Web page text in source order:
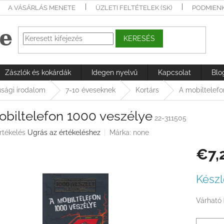
A VÁSÁRLÁS MENETE ÜZLETI FELTÉTELEK (SK)
KERESÉS
Zászlók és kokárdák Idegen nyelvű Kapcsolat
irodalom 7-10 éveseknek Kortárs A
1000 veszélye 22-311505
Ugrás az értékeléshez Márka: none
Várható